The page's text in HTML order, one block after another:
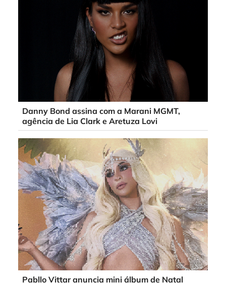
Danny Bond assina com a Marani MGMT,
agência de Lia Clark e Aretuza Lovi
Pabllo Vittar anuncia mini álbum de Natal